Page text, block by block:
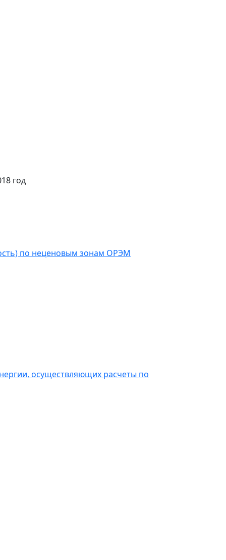
год
по неценовым зонам ОРЭМ
осуществляющих расчеты по